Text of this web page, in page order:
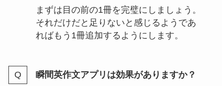
まずは目の前の1冊を完璧にしましょう。
それだけだと足りないと感じるようであ
ればもう1冊追加するようにします。
瞬間英作文アプリは効果がありますか？